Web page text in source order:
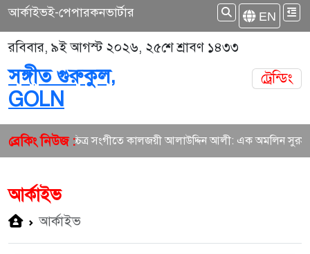
আর্কাইভই-পেপারকনভার্টার EN
রবিবার, ৯ই আগস্ট ২০২৬, ২৫শে শ্রাবণ ১৪৩৩
সঙ্গীত গুরুকুল,
GOLN
ট্রেন্ডিং
ব্রেকিং নিউজ :
বাংলা চলচ্চিত্র সংগীতে কালজয়ী আলাউদ্দিন আলী: এক অমলিন
আর্কাইভ
আর্কাইভ